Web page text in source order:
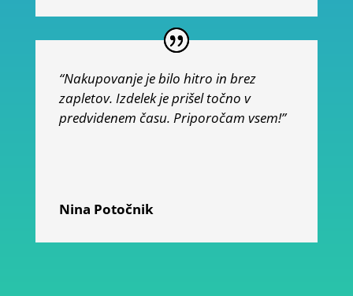
“Nakupovanje je bilo hitro in brez
zapletov. Izdelek je prišel točno v
predvidenem času. Priporočam vsem!”
Nina Potočnik